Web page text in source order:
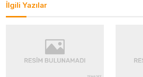
İlgili Yazılar